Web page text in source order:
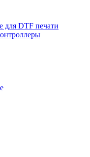
для DTF печати